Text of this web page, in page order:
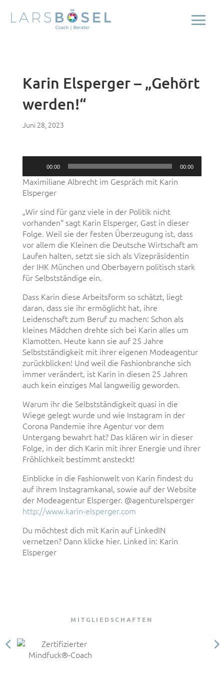
Karin Elsperger – „Gehört
werden!“
Juni 28, 2023
00:00 00:00
Maximiliane Albrecht im Gespräch mit Karin
Elsperger
„Wir sind für ganz viele in der Politik nicht
vorhanden“ sagt Karin Elsperger, Gast in dieser
Folge. Weil sie der festen Überzeugung ist, dass
vor allem die Kleinen die Deutsche Wirtschaft am
Laufen halten, setzt sie sich als Vizepräsidentin
der IHK München und Oberbayern politisch stark
für Selbstständige ein.
Dass Karin diese Arbeitsform so schätzt, liegt
daran, dass sie ihr ermöglicht hat, ihre
Leidenschaft zum Beruf zu machen: Schon als
kleines Mädchen drehte sich bei Karin alles um
Klamotten. Heute kann sie auf 25 Jahre
Selbstständigkeit mit ihrer eigenen Modeagentur
zurückblicken! Und weil die Fashionbranche sich
immer verändert, ist Karin in diesen 25 Jahren
auch kein einziges Mal langweilig geworden.
Warum ihr die Selbstständigkeit quasi in die
Wiege gelegt wurde und wie Instagram in der
Corona Pandemie ihre Agentur vor dem
Untergang bewahrt hat? Das klären wir in dieser
Folge, in der dich Karin mit ihrer Energie und ihrer
Fröhlichkeit bestimmt ansteckt!
Einblicke in die Fashionwelt von Karin findest du
auf ihrem Instagramkanal, sowie auf der Website
der Modeagentur Elsperger. @agenturelsperger
http://www.karin-elsperger.com
Du möchtest dich mit Karin auf LinkedIN
vernetzen? Dann klicke hier. Linked in: Karin
Elsperger
MITGLIEDSCHAFTEN